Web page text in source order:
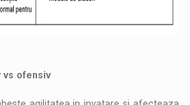
vs ofensiv